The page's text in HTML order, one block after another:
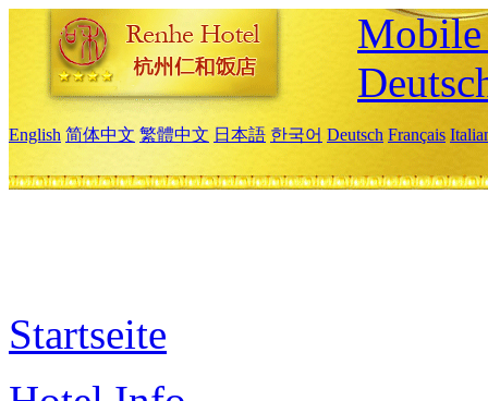
English 简体中文 繁體中文 日本語 한국어 Deutsch Français
Startseite